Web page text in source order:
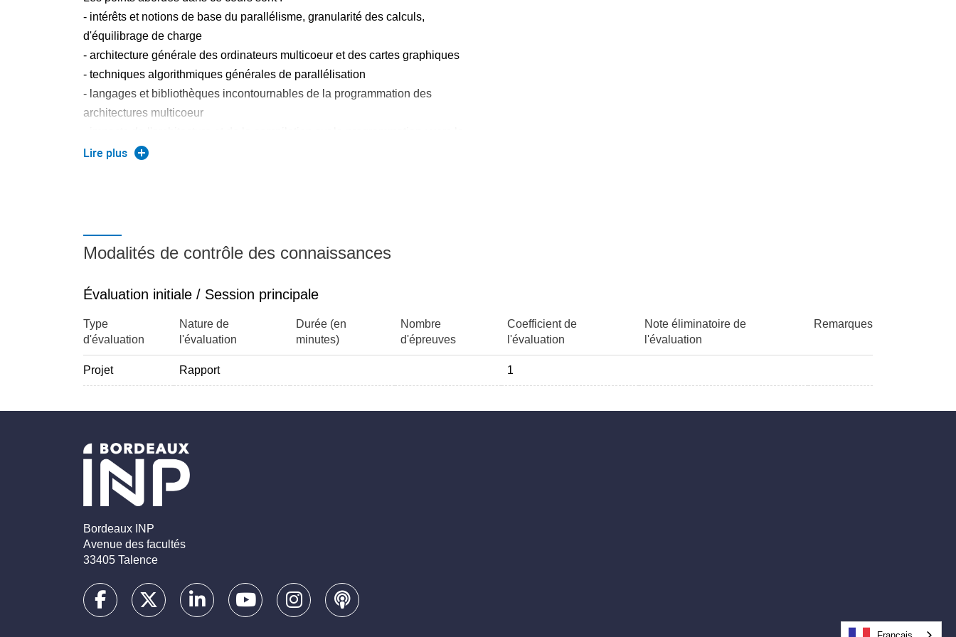
- intérêts et notions de base du parallélisme, granularité des calculs,
d'équilibrage de charge
- architecture générale des ordinateurs multicoeur et des cartes graphiques
- techniques algorithmiques générales de parallélisation
- langages et bibliothèques incontournables de la programmation des
architectures multicoeur
portabilité des performances
Lire plus
Modalités de contrôle des connaissances
Évaluation initiale / Session principale
Type
d'évaluation
Nature de
l'évaluation
Durée (en
minutes)
Nombre
d'épreuves
Coefficient de
l'évaluation
Note éliminatoire de
l'évaluation
Remarques
Projet Rapport 1
Bordeaux INP
Avenue des facultés
33405 Talence
Français